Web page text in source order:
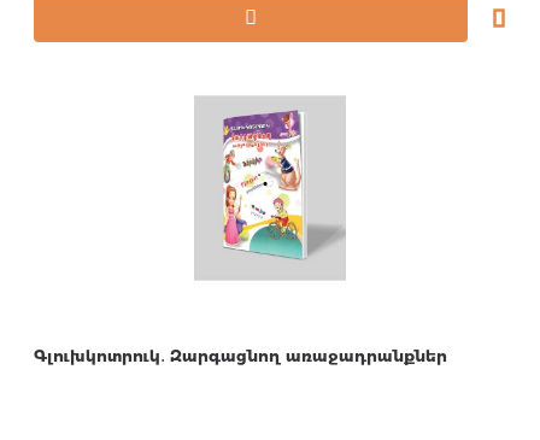
Գլուխկոտրուկ․ Զարգացնող առաջադրանքներ